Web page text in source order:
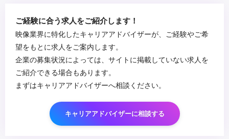
ご経験に合う求人をご紹介します！
映像業界に特化したキャリアアドバイザーが、ご経験やご希
望をもとに求人をご案内します。
企業の募集状況によっては、サイトに掲載していない求人を
ご紹介できる場合もあります。
まずはキャリアアドバイザーへ相談ください。
キャリアアドバイザーに相談する